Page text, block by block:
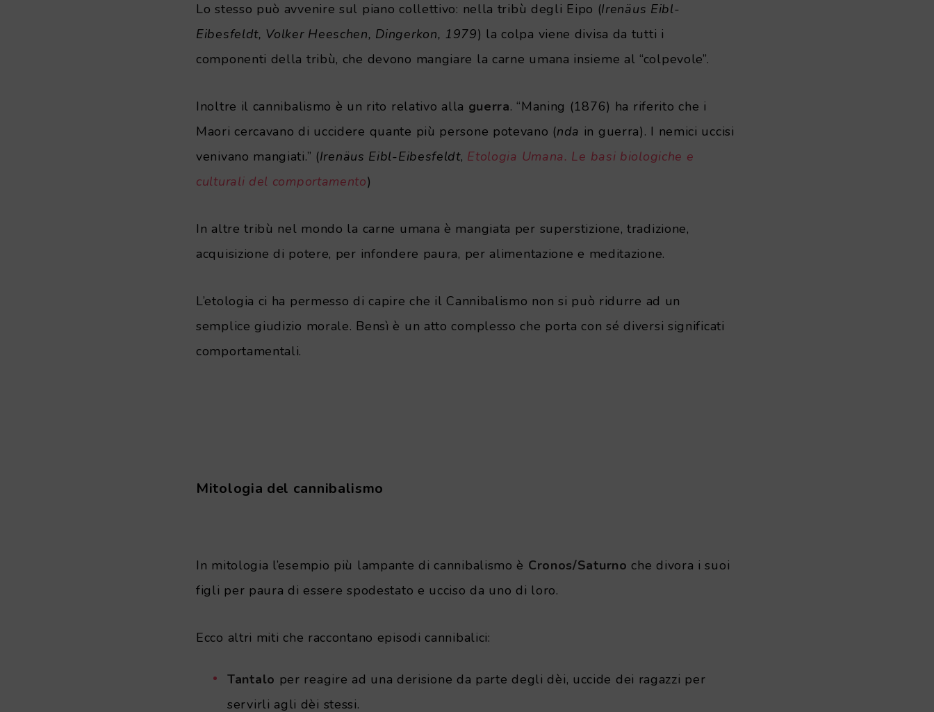
Lo stesso può avvenire sul piano collettivo: nella tribù degli Eipo (Irenäus Eibl-
Eibesfeldt, Volker Heeschen, Dingerkon, 1979) la colpa viene divisa da tutti i
componenti della tribù, che devono mangiare la carne umana insieme al “colpevole”.
Inoltre il cannibalismo è un rito relativo alla guerra. “Maning (1876) ha riferito che i
Maori cercavano di uccidere quante più persone potevano (nda in guerra). I nemici uccisi
venivano mangiati.” (Irenäus Eibl-Eibesfeldt, Etologia Umana. Le basi biologiche e
culturali del comportamento)
In altre tribù nel mondo la carne umana è mangiata per superstizione, tradizione,
acquisizione di potere, per infondere paura, per alimentazione e meditazione.
L’etologia ci ha permesso di capire che il Cannibalismo non si può ridurre ad un
semplice giudizio morale. Bensì è un atto complesso che porta con sé diversi significati
comportamentali.
Mitologia del cannibalismo
In mitologia l’esempio più lampante di cannibalismo è Cronos/Saturno che divora i suoi
figli per paura di essere spodestato e ucciso da uno di loro.
Ecco altri miti che raccontano episodi cannibalici:
Tantalo per reagire ad una derisione da parte degli dèi, uccide dei ragazzi per
servirli agli dèi stessi.